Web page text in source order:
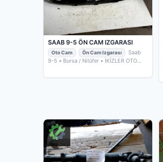
SAAB 9-5 ÖN CAM IZGARASI
Oto Cam Ön Cam Izgarası
Saab
9-5 • Bursa / Nilüfer • İKİZLER OTO